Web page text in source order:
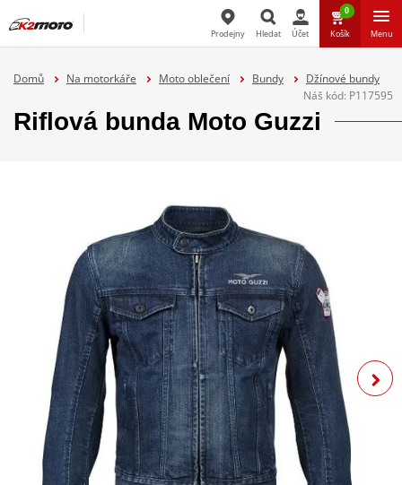
Hledat
Prodejny Hledat Účet
0
Košík Menu
Domů Na motorkáře Moto oblečení Bundy
Džínové bundy
Náš kód: P117595
Riflová bunda Moto Guzzi